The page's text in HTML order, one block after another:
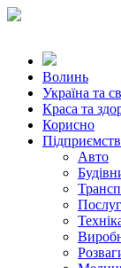
Волинь
Україна та
Краса та
Корисно
Авто